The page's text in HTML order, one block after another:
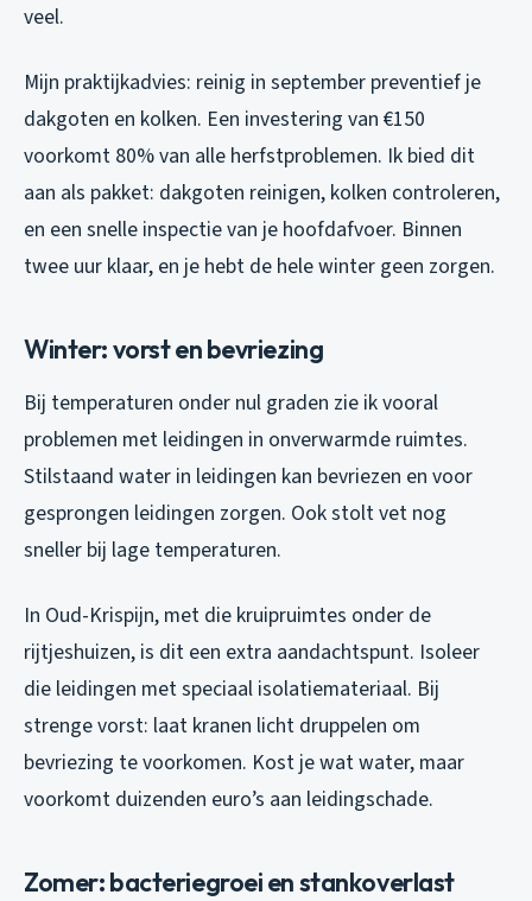
veel.
Mijn praktijkadvies: reinig in september preventief je
dakgoten en kolken. Een investering van €150
voorkomt 80% van alle herfstproblemen. Ik bied dit
aan als pakket: dakgoten reinigen, kolken controleren,
en een snelle inspectie van je hoofdafvoer. Binnen
twee uur klaar, en je hebt de hele winter geen zorgen.
Winter: vorst en bevriezing
Bij temperaturen onder nul graden zie ik vooral
problemen met leidingen in onverwarmde ruimtes.
Stilstaand water in leidingen kan bevriezen en voor
gesprongen leidingen zorgen. Ook stolt vet nog
sneller bij lage temperaturen.
In Oud-Krispijn, met die kruipruimtes onder de
rijtjeshuizen, is dit een extra aandachtspunt. Isoleer
die leidingen met speciaal isolatiemateriaal. Bij
strenge vorst: laat kranen licht druppelen om
bevriezing te voorkomen. Kost je wat water, maar
voorkomt duizenden euro’s aan leidingschade.
Zomer: bacteriegroei en stankoverlast